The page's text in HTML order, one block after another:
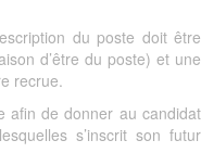
du poste doit être
d’être du poste) et une
recrue.
afin de donner au candidat
s’inscrit son futur